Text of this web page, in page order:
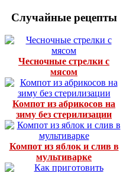
Случайные рецепты
Чесночные стрелки с
мясом
Компот из абрикосов на
зиму без стерилизации
Компот из яблок и слив в
мультиварке